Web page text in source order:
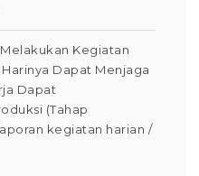
Kegiatan
Dapat Menjaga
Dapat
(Tahap
kegiatan harian /